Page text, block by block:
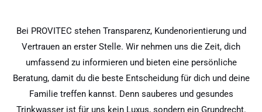
Bei PROVITEC stehen Transparenz, Kundenorientierung und
Vertrauen an erster Stelle. Wir nehmen uns die Zeit, dich
umfassend zu informieren und bieten eine persönliche
Beratung, damit du die beste Entscheidung für dich und deine
Familie treffen kannst. Denn sauberes und gesundes
Trinkwasser ist für uns kein Luxus, sondern ein Grundrecht.